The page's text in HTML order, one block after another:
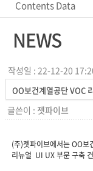
Contents Data
NEWS
작성일 : 22-12-20
OO보건계열공단 VOC
글쓴이 : 젯파이브
(주)젯파이브에서는 OO보
리뉴얼 UI UX 부문 구축